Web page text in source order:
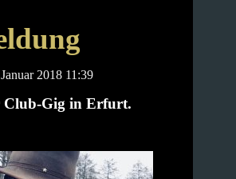
2018 11:39
Club-Gig in Erfurt.